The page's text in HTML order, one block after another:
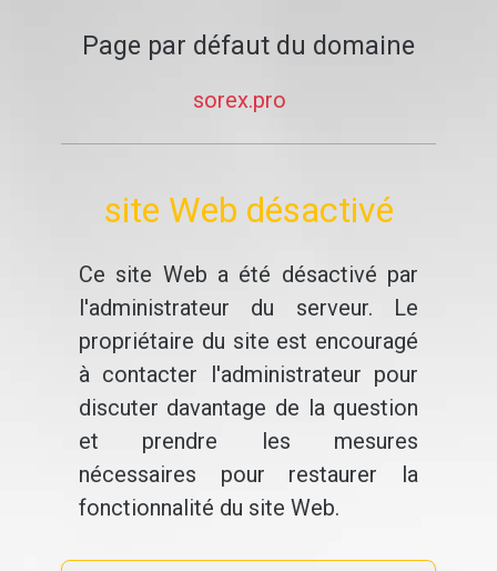
Page par défaut du domaine
sorex.pro
site Web désactivé
Ce site Web a été désactivé par
l'administrateur du serveur. Le
propriétaire du site est encouragé
à contacter l'administrateur pour
discuter davantage de la question
et prendre les mesures
nécessaires pour restaurer la
fonctionnalité du site Web.